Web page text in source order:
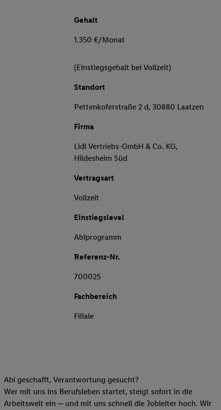
Gehalt
1.350 €/Monat
(Einstiegsgehalt bei Vollzeit)
Standort
Pettenkoferstraße 2 d, 30880 Laatzen
Firma
Lidl Vertriebs-GmbH & Co. KG,
Hildesheim Süd
Vertragsart
Vollzeit
Einstiegslevel
Abiprogramm
Referenz-Nr.
700025
Fachbereich
Filiale
Abi geschafft, Verantwortung gesucht?
Wer mit uns ins Berufsleben startet, steigt sofort in die
Arbeitswelt ein ─ und mit uns schnell die Jobleiter hoch. Wir